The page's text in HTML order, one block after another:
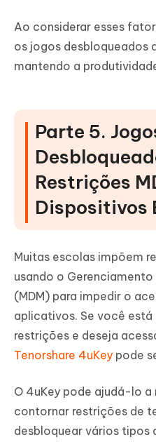
Ao considerar esses
os jogos desbloqueados
mantendo a
Parte 5.
Restrições
Dispositivos
Muitas escolas impõem
usando o
(MDM) para impedir o
aplicativos. Se você está
restrições e deseja
Tenorshare 4uKey pode
O 4uKey pode ajudá-lo a
contornar restrições de
desbloquear vários tipos